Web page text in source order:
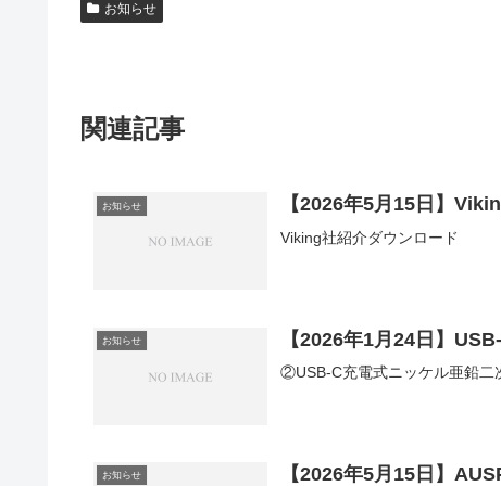
お知らせ
関連記事
お知らせ 【2026年5月15日】
Viking社紹介ダウンロード
お知らせ 【2026年1月24日】
②USB-C充電式ニッケル亜鉛二
お知らせ 【2026年5月15日】